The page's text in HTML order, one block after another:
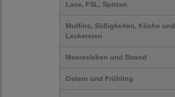
Lace, FSL, Spitzen
Muffins, Süßigkeiten, Küche und
Leckereien
Meeresleben und Strand
Ostern und Frühling